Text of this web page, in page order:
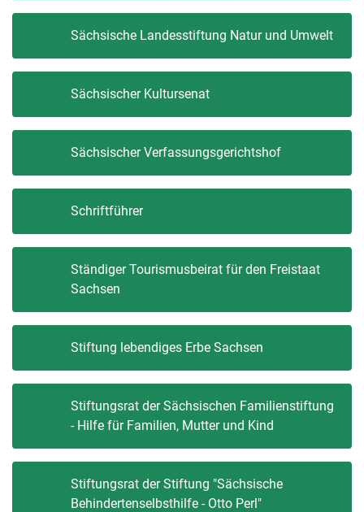
Sächsische Landesstiftung Natur und Umwelt
Sächsischer Kultursenat
Sächsischer Verfassungsgerichtshof
Schriftführer
Ständiger Tourismusbeirat für den Freistaat
Sachsen
Stiftung lebendiges Erbe Sachsen
Stiftungsrat der Sächsischen Familienstiftung
- Hilfe für Familien, Mutter und Kind
Stiftungsrat der Stiftung "Sächsische
Behindertenselbsthilfe - Otto Perl"